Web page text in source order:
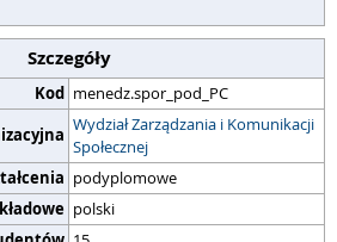
Szczegóły
Kod menedz.spor_pod_PC
Wydział Zarządzania i Komunikacji
Społecznej
podyplomowe
polski